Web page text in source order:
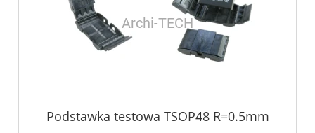
Podstawka testowa TSOP48 R=0.5mm